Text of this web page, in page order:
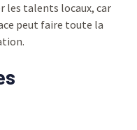
les talents locaux, car
peut faire toute la